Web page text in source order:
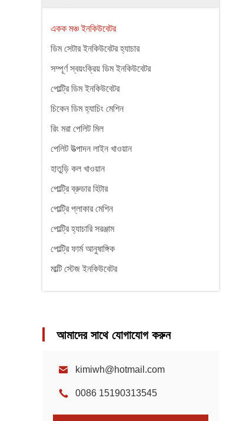
একক মঞ্চ ইনকিউবেটর
ডিম সেটার ইনকিউবেটর হ্যাচার
সম্পূর্ণ স্বয়ংক্রিয় ডিম ইনকিউবেটর
পোল্ট্রি ডিম ইনকিউবেটর
চিকেন ডিম হ্যাচিং মেশিন
রিং মরা পেলিট মিল
পেলিট উত্পাদন লাইন খাওয়ান
হাতুড়ি কল খাওয়ান
পোল্ট্রি ব্রুডার হিটার
পোল্ট্রি প্লাকার মেশিন
পোল্ট্রি হ্যাচারি সরঞ্জাম
পোল্ট্রি ফার্ম আনুষাঙ্গিক
মাল্টি স্টেজ ইনকিউবেটর
আমাদের সাথে যোগাযোগ করুন
kimiwh@hotmail.com
0086 15190313545